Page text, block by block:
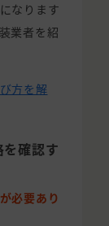
なります
業者を紹
方を解
確認す
必要あり